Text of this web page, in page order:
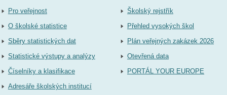
Pro veřejnost
O školské statistice
Sběry statistických dat
Statistické výstupy a analýzy
Číselníky a klasifikace
Adresáře školských institucí
Školský rejstřík
Přehled vysokých škol
Plán veřejných zakázek 2026
Otevřená data
PORTÁL YOUR EUROPE